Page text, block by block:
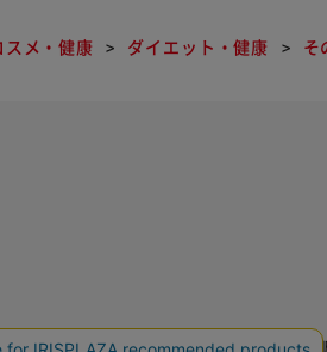
スメ・健康 ダイエット・健康 そ